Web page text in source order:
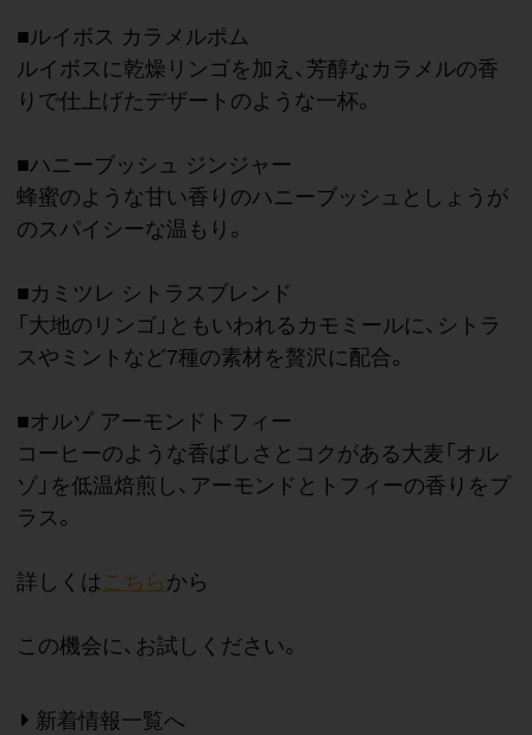
■ルイボス カラメルポム
ルイボスに乾燥リンゴを加え、芳醇なカラメルの香
りで仕上げたデザートのような一杯。
■ハニーブッシュ ジンジャー
蜂蜜のような甘い香りのハニーブッシュとしょうが
のスパイシーな温もり。
■カミツレ シトラスブレンド
「大地のリンゴ」ともいわれるカモミールに、シトラ
スやミントなど7種の素材を贅沢に配合。
■オルゾ アーモンドトフィー
コーヒーのような香ばしさとコクがある大麦「オル
ゾ」を低温焙煎し、アーモンドとトフィーの香りをプ
ラス。
詳しくは こちら から
この機会に、お試しください。
新着情報一覧へ